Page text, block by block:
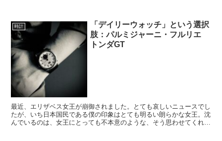
時計
「デイリーウォッチ」という選択
肢：パルミジャーニ・フルリエ
トンダGT
最近、エリザベス女王が崩御されました。とても哀しいニュースでし
たが、いち日本国民である僕の印象はとても明るい朗らかな女王。沈
んでいるのは、女王にとっても不本意のような、そう思わせてくれ